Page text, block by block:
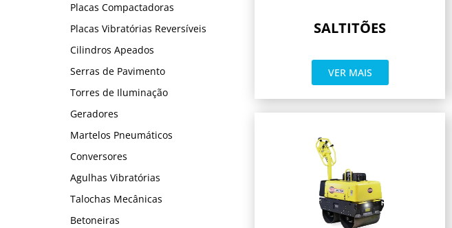
Placas Compactadoras
Placas Vibratórias Reversíveis
Cilindros Apeados
Serras de Pavimento
Torres de Iluminação
Geradores
Martelos Pneumáticos
Conversores
Agulhas Vibratórias
Talochas Mecânicas
Betoneiras
SALTITÕES
VER MAIS